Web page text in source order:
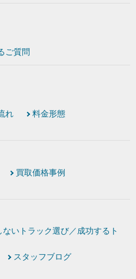
ご質問
れ
料金形態
買取価格事例
いトラック選び／成功するト
スタッフブログ